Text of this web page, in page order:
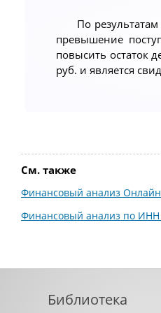
По
превышение
повысить остаток
руб. и является
См. также
Финансовый анализ Онлайн
Финансовый анализ по
Библиотека